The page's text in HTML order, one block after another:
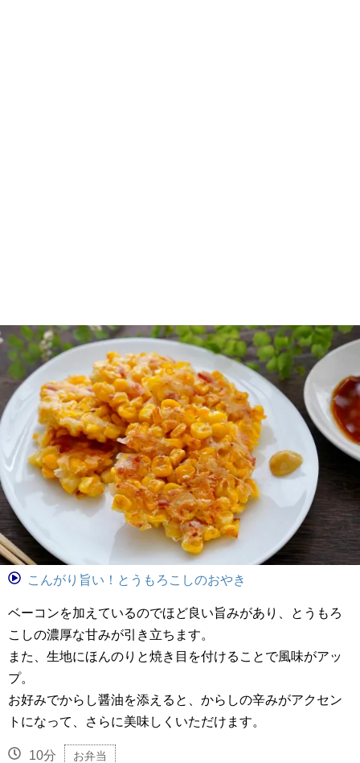
こんがり旨い！とうもろこしのおやき
ベーコンを加えているのでほど良い旨みがあり、とうもろ
こしの濃厚な甘みが引き立ちます。
また、生地にほんのりと焼き目を付けることで風味がアッ
プ。
お好みでからし醤油を添えると、からしの辛みがアクセン
トになって、さらに美味しくいただけます。
10分 お弁当